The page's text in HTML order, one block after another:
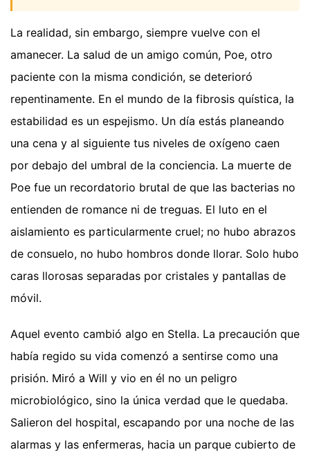
La realidad, sin embargo, siempre vuelve con el
amanecer. La salud de un amigo común, Poe, otro
paciente con la misma condición, se deterioró
repentinamente. En el mundo de la fibrosis quística, la
estabilidad es un espejismo. Un día estás planeando
una cena y al siguiente tus niveles de oxígeno caen
por debajo del umbral de la conciencia. La muerte de
Poe fue un recordatorio brutal de que las bacterias no
entienden de romance ni de treguas. El luto en el
aislamiento es particularmente cruel; no hubo abrazos
de consuelo, no hubo hombros donde llorar. Solo hubo
caras llorosas separadas por cristales y pantallas de
móvil.
Aquel evento cambió algo en Stella. La precaución que
había regido su vida comenzó a sentirse como una
prisión. Miró a Will y vio en él no un peligro
microbiológico, sino la única verdad que le quedaba.
Salieron del hospital, escapando por una noche de las
alarmas y las enfermeras, hacia un parque cubierto de